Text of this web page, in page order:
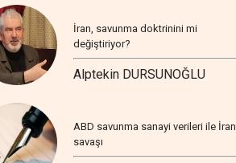
İran, savunma doktrinini mi
değiştiriyor?
Alptekin DURSUNOĞLU
ABD savunma sanayi verileri ile İran
savaşı